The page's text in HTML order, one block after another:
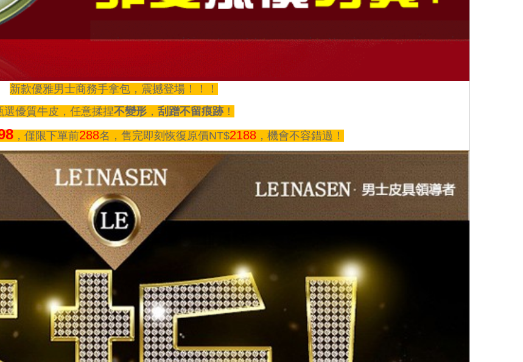
新款優雅男士商務手拿包，震撼登場！！！
選優質牛皮，任意揉捏不變形 ， 刮蹭不留痕跡！
，僅限下單前288名，售完即刻恢復原價NT$2188，機會不容錯過！